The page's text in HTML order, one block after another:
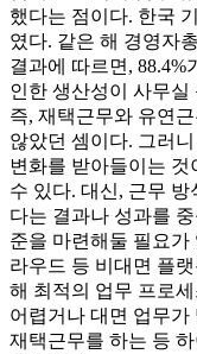
했다는 점이다. 한국
였다. 같은 해 경영자
결과에 따르면,
인한 생산성이 사무실
즉, 재택근무와 유연
않았던 셈이다. 그러
변화를 받아들이는
수 있다. 대신, 근무
다는 결과나 성과를
준을 마련해둘 필요가
라우드 등 비대면 플
해 최적의 업무 프로
어렵거나 대면 업무가
재택근무를 하는 등